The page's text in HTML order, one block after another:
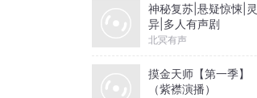
神秘复苏|悬疑惊悚|灵
异|多人有声剧
北冥有声
摸金天师【第一季】
（紫襟演播）